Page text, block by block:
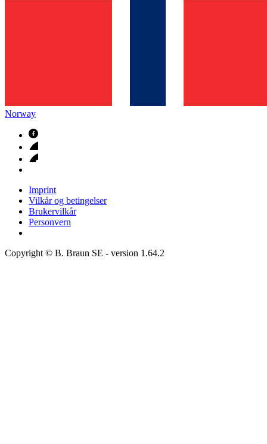
Norway
Imprint
Vilkår og betingelser
Brukervilkår
Personvern
Copyright © B. Braun SE - version 1.64.2